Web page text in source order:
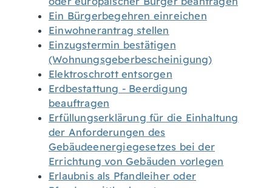
Ein Bürgerbegehren einreichen
Einwohnerantrag stellen
Einzugstermin bestätigen
(Wohnungsgeberbescheinigung)
Elektroschrott entsorgen
Erdbestattung - Beerdigung
beauftragen
Erfüllungserklärung für die Einhaltung
der Anforderungen des
Gebäudeenergiegesetzes bei der
Errichtung von Gebäuden vorlegen
Erlaubnis als Pfandleiher oder